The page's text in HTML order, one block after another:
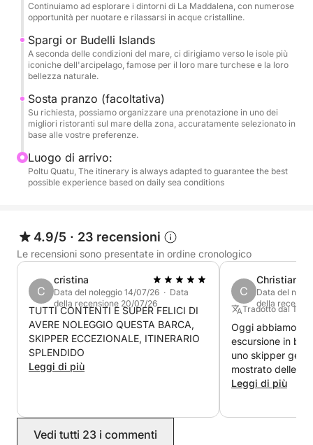
Ogni momento sarà personalizzato: nuotare in acque
cristalline, rilassarsi a bordo o semplicemente
godersi la bellezza dell'arcipelago in completa
privacy.
✔ Imbarcazione privata ad uso esclusivo del vostro
gruppo
✔ Itinerario flessibile in base alle vostre preferenze
✔ Accesso a luoghi più esclusivi e meno affollati
Su richiesta, possiamo organizzare una
prenotazione in un ristorante sul mare o un rilassante
aperitivo a bordo.
Non si tratta di un semplice tour, ma di
un'esperienza privata in una delle zone marine più
belle del Mediterraneo.
Carburante da pagare in Porto: 400/500 Euro
Continuiamo ad esplorare i dintorni di La Maddalena, con numerose
opportunità per nuotare e rilassarsi in acque cristalline.
Spargi or Budelli Islands
A seconda delle condizioni del mare, ci dirigiamo verso le isole più
iconiche dell'arcipelago, famose per il loro mare turchese e la loro
bellezza naturale.
Sosta pranzo (facoltativa)
Su richiesta, possiamo organizzare una prenotazione in uno dei
migliori ristoranti sul mare della zona, accuratamente selezionato in
base alle vostre preferenze.
Luogo di arrivo:
Poltu Quatu, The itinerary is always adapted to guarantee the best
possible experience based on daily sea conditions
4.9/5 · 23 recensioni
Le recensioni sono presentate in ordine cronologico
C
cristina
Data del noleggio 14/07/26 · Data
della recensione 20/07/26
TUTTI CONTENTI E SUPER FELICI DI
AVERE NOLEGGIO QUESTA BARCA,
SKIPPER ECCEZIONALE, ITINERARIO
SPLENDIDO
Leggi di più
C
Christian
Data del
della
Tradotto dal
Oggi abbiamo
escursione in
uno skipper
mostrato delle
Prenoteremmo
Leggi di più
Vedi tutti 23 i commenti